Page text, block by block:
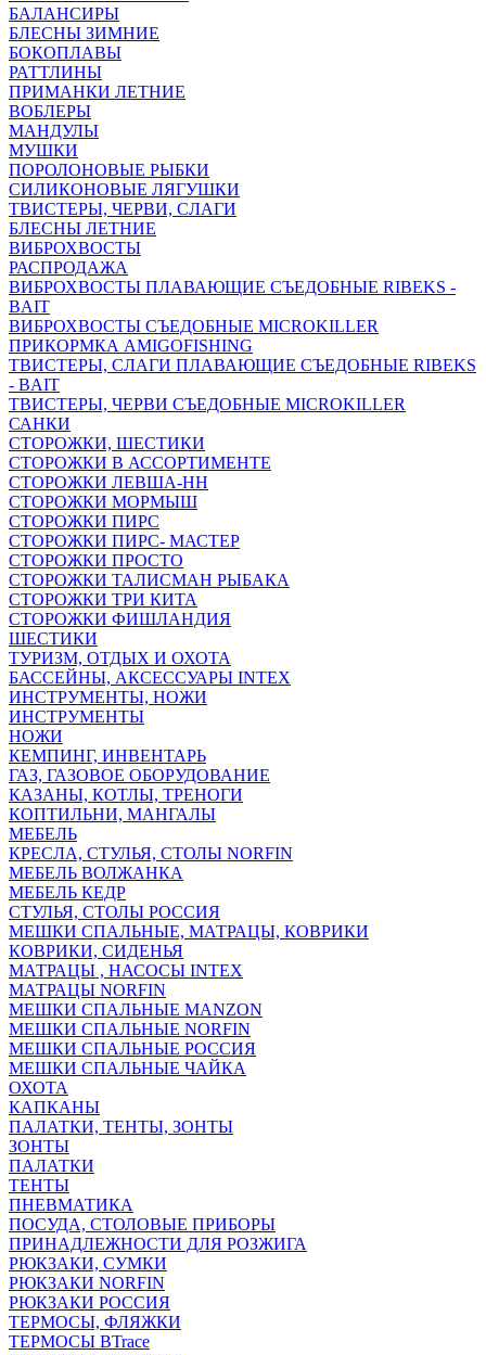
БАЛАНСИРЫ
БЛЕСНЫ ЗИМНИЕ
БОКОПЛАВЫ
РАТТЛИНЫ
ПРИМАНКИ ЛЕТНИЕ
ВОБЛЕРЫ
МАНДУЛЫ
МУШКИ
ПОРОЛОНОВЫЕ РЫБКИ
СИЛИКОНОВЫЕ ЛЯГУШКИ
ТВИСТЕРЫ, ЧЕРВИ, СЛАГИ
БЛЕСНЫ ЛЕТНИЕ
ВИБРОХВОСТЫ
РАСПРОДАЖА
ВИБРОХВОСТЫ ПЛАВАЮЩИЕ СЪЕДОБНЫЕ RIBEKS -
BAIT
ВИБРОХВОСТЫ СЪЕДОБНЫЕ MICROKILLER
ПРИКОРМКА AMIGOFISHING
ТВИСТЕРЫ, СЛАГИ ПЛАВАЮЩИЕ СЪЕДОБНЫЕ RIBEKS
- BAIT
ТВИСТЕРЫ, ЧЕРВИ СЪЕДОБНЫЕ MICROKILLER
САНКИ
СТОРОЖКИ, ШЕСТИКИ
СТОРОЖКИ В АССОРТИМЕНТЕ
СТОРОЖКИ ЛЕВША-НН
СТОРОЖКИ МОРМЫШ
СТОРОЖКИ ПИРС
СТОРОЖКИ ПИРС- МАСТЕР
СТОРОЖКИ ПРОСТО
СТОРОЖКИ ТАЛИСМАН РЫБАКА
СТОРОЖКИ ТРИ КИТА
СТОРОЖКИ ФИШЛАНДИЯ
ШЕСТИКИ
ТУРИЗМ, ОТДЫХ И ОХОТА
БАССЕЙНЫ, АКСЕССУАРЫ INTEX
ИНСТРУМЕНТЫ, НОЖИ
ИНСТРУМЕНТЫ
НОЖИ
КЕМПИНГ, ИНВЕНТАРЬ
ГАЗ, ГАЗОВОЕ ОБОРУДОВАНИЕ
КАЗАНЫ, КОТЛЫ, ТРЕНОГИ
КОПТИЛЬНИ, МАНГАЛЫ
МЕБЕЛЬ
КРЕСЛА, СТУЛЬЯ, СТОЛЫ NORFIN
МЕБЕЛЬ ВОЛЖАНКА
МЕБЕЛЬ КЕДР
СТУЛЬЯ, СТОЛЫ РОССИЯ
МЕШКИ СПАЛЬНЫЕ, МАТРАЦЫ, КОВРИКИ
КОВРИКИ, СИДЕНЬЯ
МАТРАЦЫ , НАСОСЫ INTEX
МАТРАЦЫ NORFIN
МЕШКИ СПАЛЬНЫЕ MANZON
МЕШКИ СПАЛЬНЫЕ NORFIN
МЕШКИ СПАЛЬНЫЕ РОССИЯ
МЕШКИ СПАЛЬНЫЕ ЧАЙКА
ОХОТА
КАПКАНЫ
ПАЛАТКИ, ТЕНТЫ, ЗОНТЫ
ЗОНТЫ
ПАЛАТКИ
ТЕНТЫ
ПНЕВМАТИКА
ПОСУДА, СТОЛОВЫЕ ПРИБОРЫ
ПРИНАДЛЕЖНОСТИ ДЛЯ РОЗЖИГА
РЮКЗАКИ, СУМКИ
РЮКЗАКИ NORFIN
РЮКЗАКИ РОССИЯ
ТЕРМОСЫ, ФЛЯЖКИ
ТЕРМОСЫ BTrace